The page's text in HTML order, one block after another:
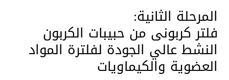
المرحلة الثانية:
فلتر كربونى من حبيبات الكربون
النشط عالي الجودة لفلترة المواد
العضوية والكيماويات